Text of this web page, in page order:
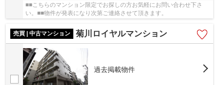
■■こちらのマンション限定でお探しの方お気軽にお問い合わせ下さ
い。■■物件が発表になり次第ご連絡させて頂きます。
売買 | 中古マンション 菊川ロイヤルマンション
過去掲載物件